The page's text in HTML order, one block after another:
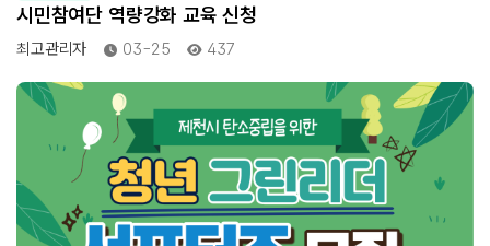
시민참여단 역량강화 교육 신청
최고관리자 03-25 437